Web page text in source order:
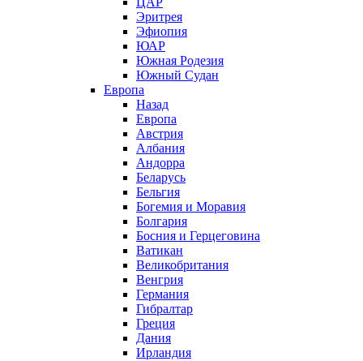
Эритрея
Эфиопия
ЮАР
Южная Родезия
Южный Судан
Европа
Назад
Европа
Австрия
Албания
Андорра
Беларусь
Бельгия
Богемия и Моравия
Болгария
Босния и Герцеговина
Ватикан
Великобритания
Венгрия
Германия
Гибралтар
Греция
Дания
Ирландия